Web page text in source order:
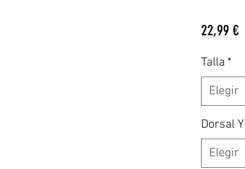
22,99 €
Talla *
Elegir
Dorsal
Elegir